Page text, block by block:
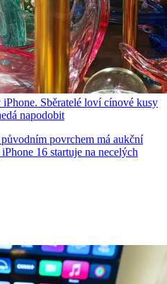
Sběratelé loví cínové kusy
napodobit
povrchem má aukční
16 startuje na necelých